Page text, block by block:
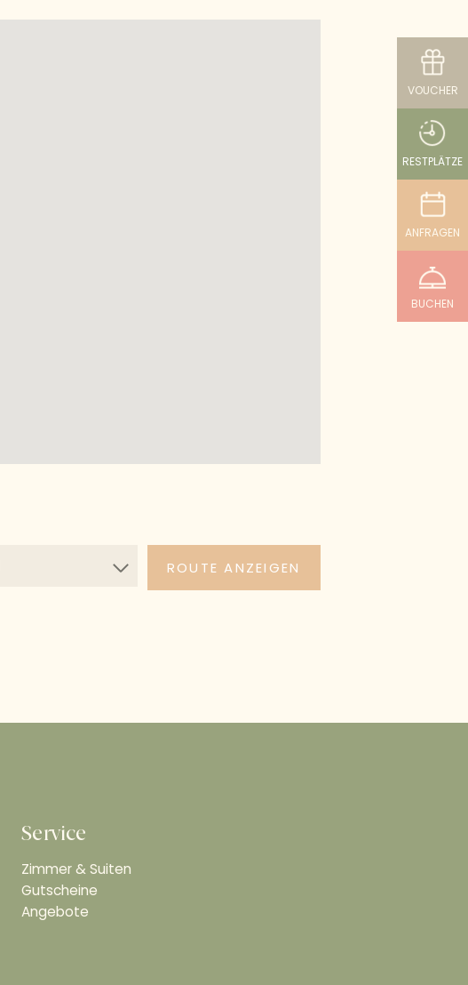
VOUCHER
RESTPLÄTZE
ANFRAGEN
BUCHEN
ROUTE ANZEIGEN
Service
Zimmer & Suiten
Gutscheine
Angebote